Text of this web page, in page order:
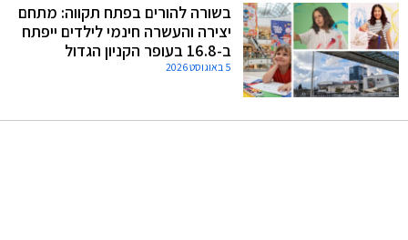
בשורה להורים בפתח תקווה: מתחם
יצירה והעשרה חינמי לילדים ייפתח
ב-16.8 בעופר הקניון הגדול
5 באוגוסט 2026